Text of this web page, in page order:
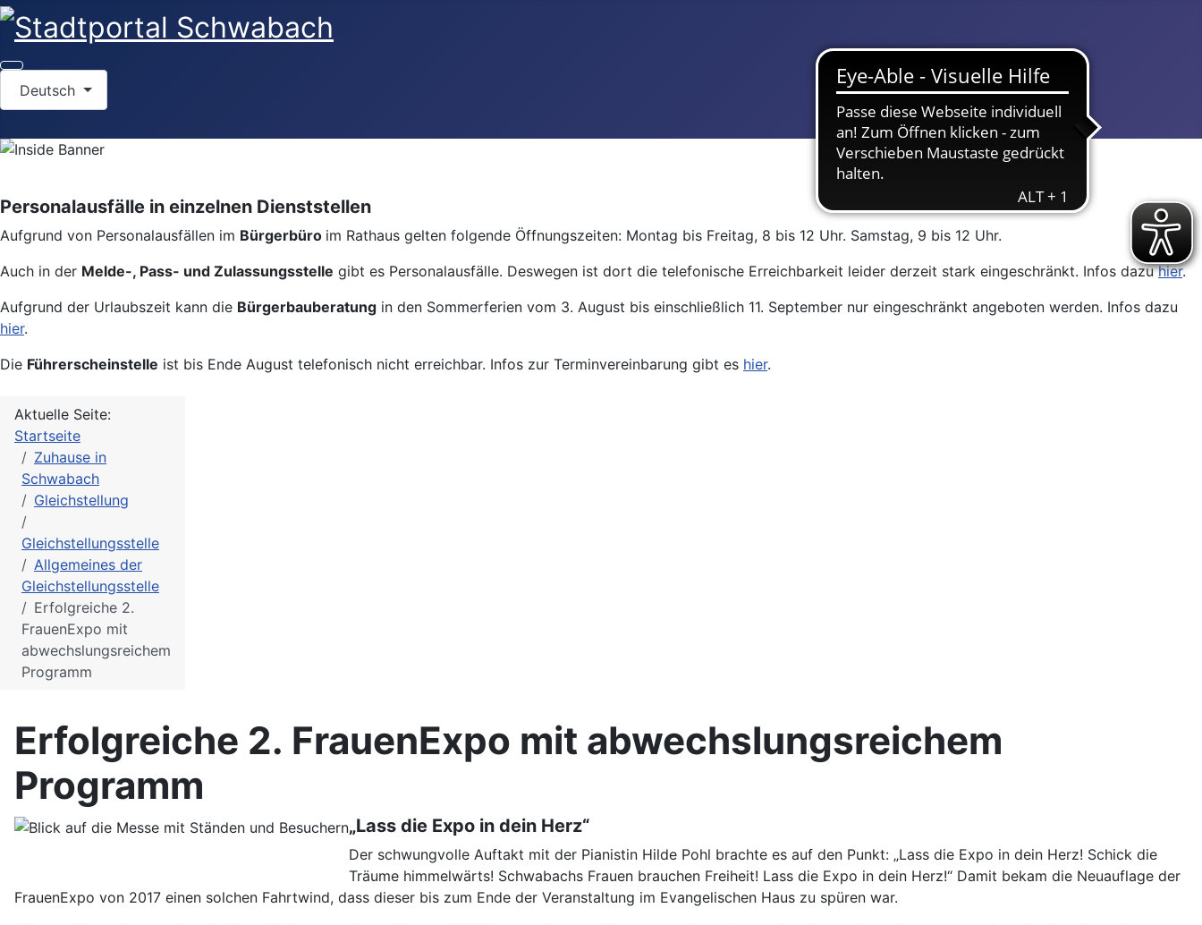
Deutsch
Personalausfälle in einzelnen Dienststellen
Aufgrund von Personalausfällen im Bürgerbüro im Rathaus gelten folgende Öffnungszeiten: Montag bis Freitag, 8 bis 12 Uhr. Samstag, 9 bis 12 Uhr.
Auch in der Melde-, Pass- und Zulassungsstelle gibt es Personalausfälle. Deswegen ist dort die telefonische Erreichbarkeit leider derzeit stark eingeschränkt. Infos dazuhier.
Aufgrund der Urlaubszeit kann die Bürgerbauberatung in den Sommerferien vom 3. August bis einschließlich 11. September nur eingeschränkt angeboten werden. Infos dazu
hier.
Die Führerscheinstelle ist bis Ende August telefonisch nicht erreichbar. Infos zur Terminvereinbarung gibt es hier.
Aktuelle Seite:
Startseite
Zuhause in
Schwabach
Gleichstellung
Gleichstellungsstelle
Allgemeines der
Gleichstellungsstelle
Erfolgreiche 2.
FrauenExpo mit
abwechslungsreichem
Programm
Erfolgreiche 2. FrauenExpo mit abwechslungsreichem
Programm
„Lass die Expo in dein Herz“
Der schwungvolle Auftakt mit der Pianistin Hilde Pohl brachte es auf den Punkt: „Lass die Expo in dein Herz! Schick die
Träume himmelwärts! Schwabachs Frauen brauchen Freiheit! Lass die Expo in dein Herz!“ Damit bekam die Neuauflage der
FrauenExpo von 2017 einen solchen Fahrtwind, dass dieser bis zum Ende der Veranstaltung im Evangelischen Haus zu spüren war.